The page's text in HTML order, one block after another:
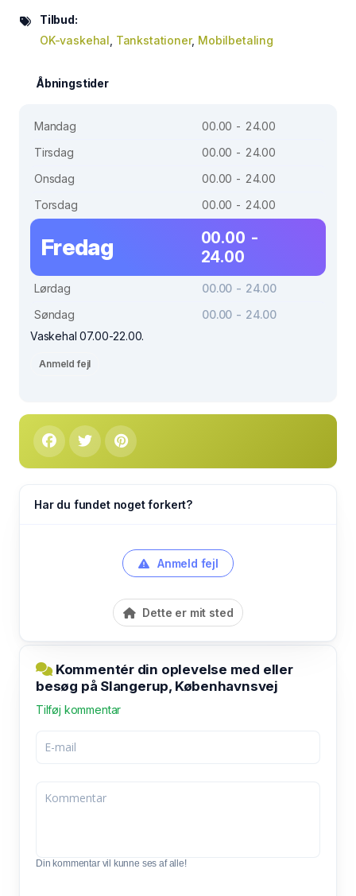
Tilbud:
OK-vaskehal Tankstationer, Mobilbetaling
Åbningstider
Mandag
00.00 - 24.00
Tirsdag
00.00 - 24.00
Onsdag
00.00 - 24.00
Torsdag
00.00 - 24.00
Fredag
00.00 -
24.00
Lørdag
00.00 - 24.00
Søndag
00.00 - 24.00
Vaskehal 07.00-22.00.
Anmeld fejl
Har du fundet noget forkert?
Anmeld fejl
Dette er mit sted
Kommentér din oplevelse med eller
besøg på Slangerup, Københavnsvej
Tilføj kommentar
Din kommentar vil kunne ses af alle!